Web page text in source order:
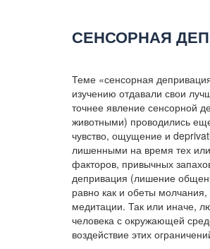
СЕНСОРНАЯ
Теме «сенсорная
изучению отдавали свои
точнее явление сенсорной
животными) проводились
чувство, ощущение и
лишенными на время тех
факторов, привычных
депривация (лишение
равно как и обеты
медитации. Так или иначе,
человека с окружающей
воздействие этих